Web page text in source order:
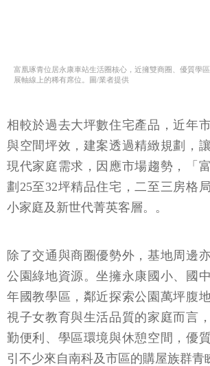
富凰琢青位居永康車站生活圈核心，近擁雙商圈、優質學
展軸線上的稀有席位。圖/業者提供
相較於過去大坪數住宅產品，近年
與空間坪效，建案透過精緻規劃，
現代家庭需求，因應市場趨勢，「
劃25至32坪精品住宅，二至三房格
小家庭及新世代菁英客層。。
除了交通與商圈優勢外，基地周邊
公園綠地資源。坐擁永康國小、國
年國教學區，鄰近探索公園萬坪腹
視子女教育與生活品質的家庭而言
勤便利、學區環境與休憩空間，優
引不少來自南科及市區的購屋族群青